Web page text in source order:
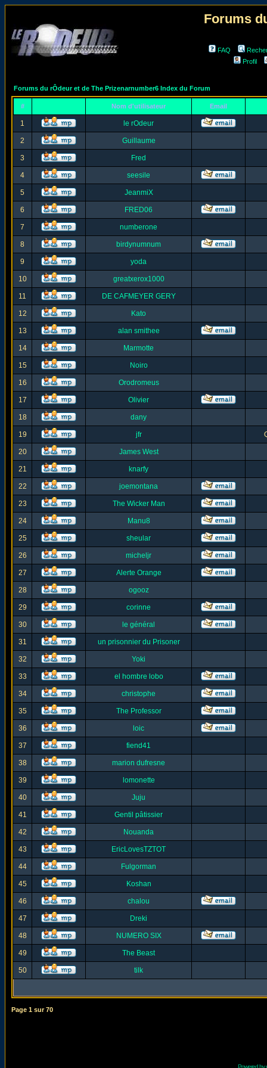
Forums
FAQ
Profil
Forums du rÔdeur et de The Prizenarnumber6 Index du Forum
# Nom d'utilisateur Email
1 le rOdeur
2 Guillaume
3 Fred
4 seesile
5 JeanmiX
6 FRED06
7 numberone
8 birdynumnum
9 yoda
10 greatxerox1000
11 DE CAFMEYER GERY
12 Kato
13 alan smithee
14 Marmotte
15 Noiro
16 Orodromeus
17 Olivier
18 dany
19 jfr
20 James West
21 knarfy
22 joemontana
23 The Wicker Man
24 Manu8
25 sheular
26 micheljr
27 Alerte Orange
28 ogooz
29 corinne
30 le général
31 un prisonnier du Prisoner
32 Yoki
33 el hombre lobo
34 christophe
35 The Professor
36 loic
37 fiend41
38 marion dufresne
39 lomonette
40 Juju
41 Gentil pâtissier
42 Nouanda
43 EricLovesTZTOT
44 Fulgorman
45 Koshan
46 chalou
47 Dreki
48 NUMERO SIX
49 The Beast
50 tilk
Page 1 sur70
Powered by